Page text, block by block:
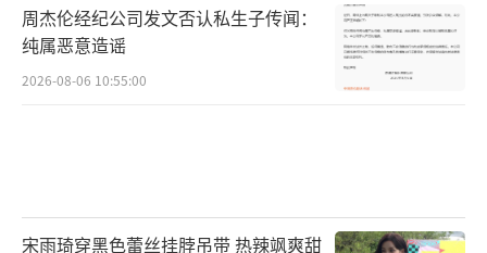
周杰伦经纪公司发文否认私生子传闻：
纯属恶意造谣
2026-08-06 10:55:00
宋雨琦穿黑色蕾丝挂脖吊带 热辣飒爽甜